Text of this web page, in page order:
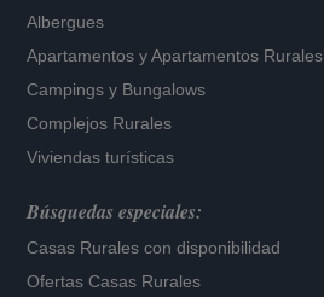
Albergues
Apartamentos yApartamentos Rurales
Campings y Bungalows
Complejos Rurales
Viviendas turísticas
Búsquedas especiales:
Casas Rurales con disponibilidad
Ofertas Casas Rurales